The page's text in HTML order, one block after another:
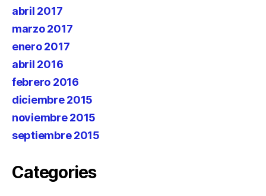
abril 2017
marzo 2017
enero 2017
abril 2016
febrero 2016
diciembre 2015
noviembre 2015
septiembre 2015
Categories